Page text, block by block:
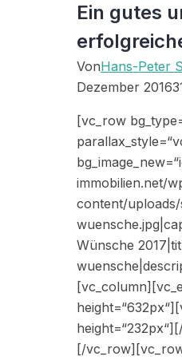
dem
nicht
mehr
Ein gutes
VonHans-Peter
Dezember 2016
[vc_row
immobilien.net/
content/
Wünsche
[/